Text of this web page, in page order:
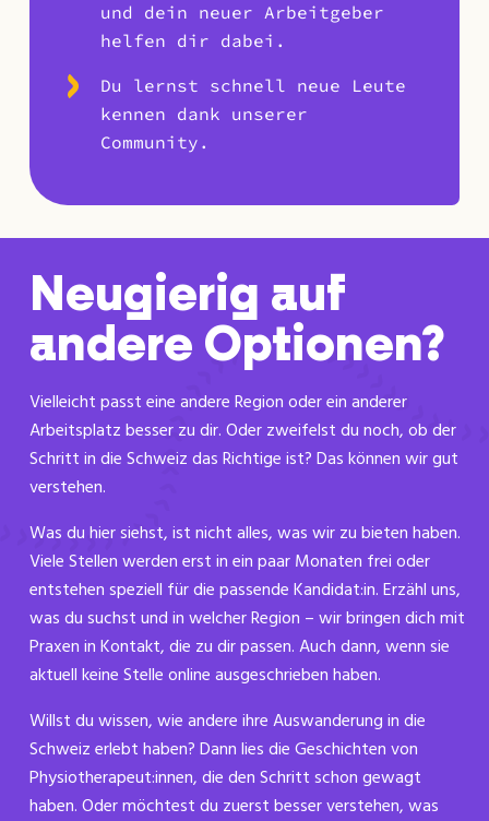
und dein neuer Arbeitgeber
helfen dir dabei.
Du lernst schnell neue Leute
kennen dank unserer
Community.
Neugierig auf
andere Optionen?
Vielleicht passt eine andere Region oder ein anderer
Arbeitsplatz besser zu dir. Oder zweifelst du noch, ob der
Schritt in die Schweiz das Richtige ist? Das können wir gut
verstehen.
Was du hier siehst, ist nicht alles, was wir zu bieten haben.
Viele Stellen werden erst in ein paar Monaten frei oder
entstehen speziell für die passende Kandidat:in. Erzähl uns,
was du suchst und in welcher Region – wir bringen dich mit
Praxen in Kontakt, die zu dir passen. Auch dann, wenn sie
aktuell keine Stelle online ausgeschrieben haben.
Willst du wissen, wie andere ihre Auswanderung in die
Schweiz erlebt haben? Dann lies die Geschichten von
Physiotherapeut:innen, die den Schritt schon gewagt
haben. Oder möchtest du zuerst besser verstehen, was